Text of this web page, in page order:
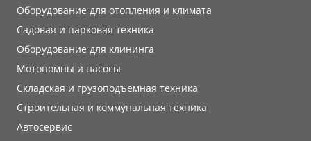
Оборудование для отопления и климата
Садовая и парковая техника
Оборудование для клининга
Мотопомпы и насосы
Складская и грузоподъемная техника
Строительная и коммунальная техника
Автосервис